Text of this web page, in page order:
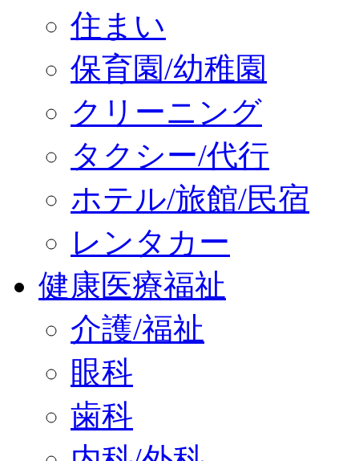
住まい
保育園/幼稚園
クリーニング
タクシー/代行
ホテル/旅館/民宿
レンタカー
健康医療福祉
介護/福祉
眼科
歯科